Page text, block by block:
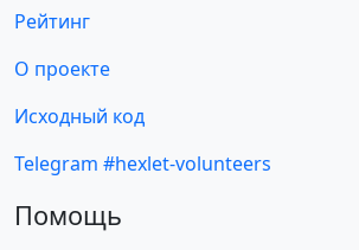
Рейтинг
О проекте
Исходный код
Telegram #hexlet-volunteers
Помощь